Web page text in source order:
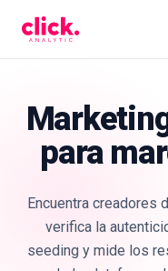
Funcionalidades
Herramientas
para
Encuentra creadores
verifica la
seeding y mide los